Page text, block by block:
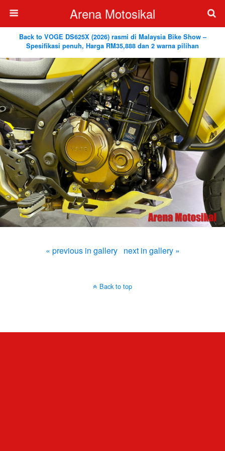
Arena Motosikal
Back to VOGE DS625X (2026) rasmi di Malaysia Bike Show –
Spesifikasi penuh, Harga RM35,888 dan 2 warna pilihan
« previous in gallery next in gallery »
Back to top